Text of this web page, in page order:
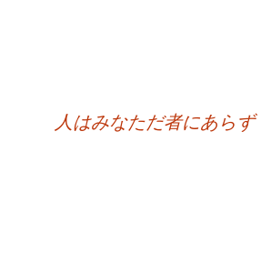
人はみなただ者にあらず